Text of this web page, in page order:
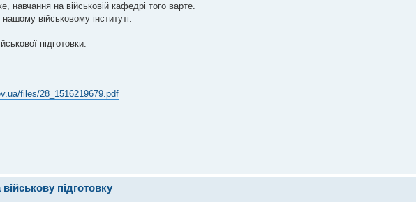
навчання на військовій кафедрі того варте.
військовому інституті.
підготовки:
files/28_1516219679.pdf
підготовку